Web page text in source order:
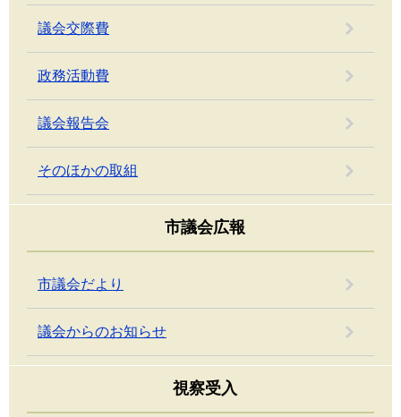
議会交際費
政務活動費
議会報告会
そのほかの取組
市議会広報
市議会だより
議会からのお知らせ
視察受入